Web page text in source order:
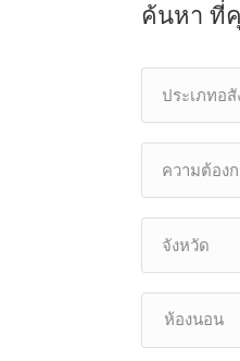
ค้นหา ที่
ประเภทอ
ความต้อง
จังหวัด